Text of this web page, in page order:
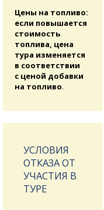
Цены на топливо:
если повышается
стоимость
топлива, цена
тура изменяется
в соответствии
с ценой добавки
на топливо.
УСЛОВИЯ
ОТКАЗА ОТ
УЧАСТИЯ В
ТУРЕ